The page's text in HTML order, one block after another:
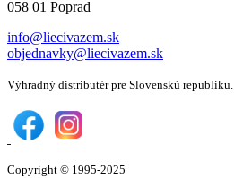
058 01 Poprad
info@liecivazem.sk
objednavky@liecivazem.sk
Výhradný distributér pre Slovenskú republiku.
Copyright © 1995-2025